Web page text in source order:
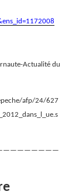
Actualité du
afp/24/627